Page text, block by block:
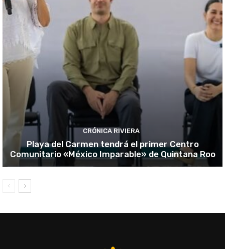
CRÓNICA RIVIERA
Playa del Carmen tendrá el primer Centro
Comunitario «México Imparable» de Quintana Roo